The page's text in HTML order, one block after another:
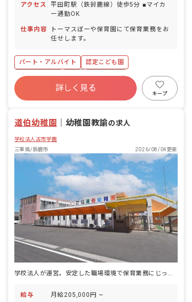
介護・看護休暇
アクセス
平田町駅（鉄鈴鹿線）徒歩5分 ■マイカ
ー通勤OK
仕事内容
トーマスぼーや保育園にて保育業務をお
任せします。
パート・アルバイト
認定こども園
社会保険完備
有給
残業少なめ
産休育休制度
車通勤可
駅近5分以内
詳しく見る
キープ
道伯幼稚園 幼稚園教諭の求人
学校法人古市学園
三重県/鈴鹿市
2026/08/04更新
給与 月給205,000円 ~